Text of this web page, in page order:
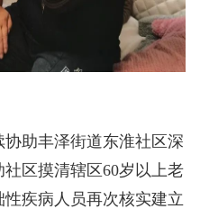
助丰泽街道东淮社区深
区摸清辖区60岁以上老
疾病人员再次核实建立